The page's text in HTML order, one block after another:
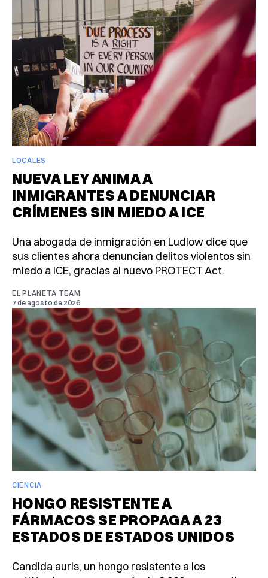
LOCALES
NUEVA LEY ANIMA A
INMIGRANTES A DENUNCIAR
CRÍMENES SIN MIEDO A ICE
Una abogada de inmigración en Ludlow dice que
sus clientes ahora denuncian delitos violentos sin
miedo a ICE, gracias al nuevo PROTECT Act.
EL PLANETA TEAM
7 de agosto de 2026
CIENCIA
HONGO RESISTENTE A
FÁRMACOS SE PROPAGA A 23
ESTADOS DE ESTADOS UNIDOS
Candida auris, un hongo resistente a los